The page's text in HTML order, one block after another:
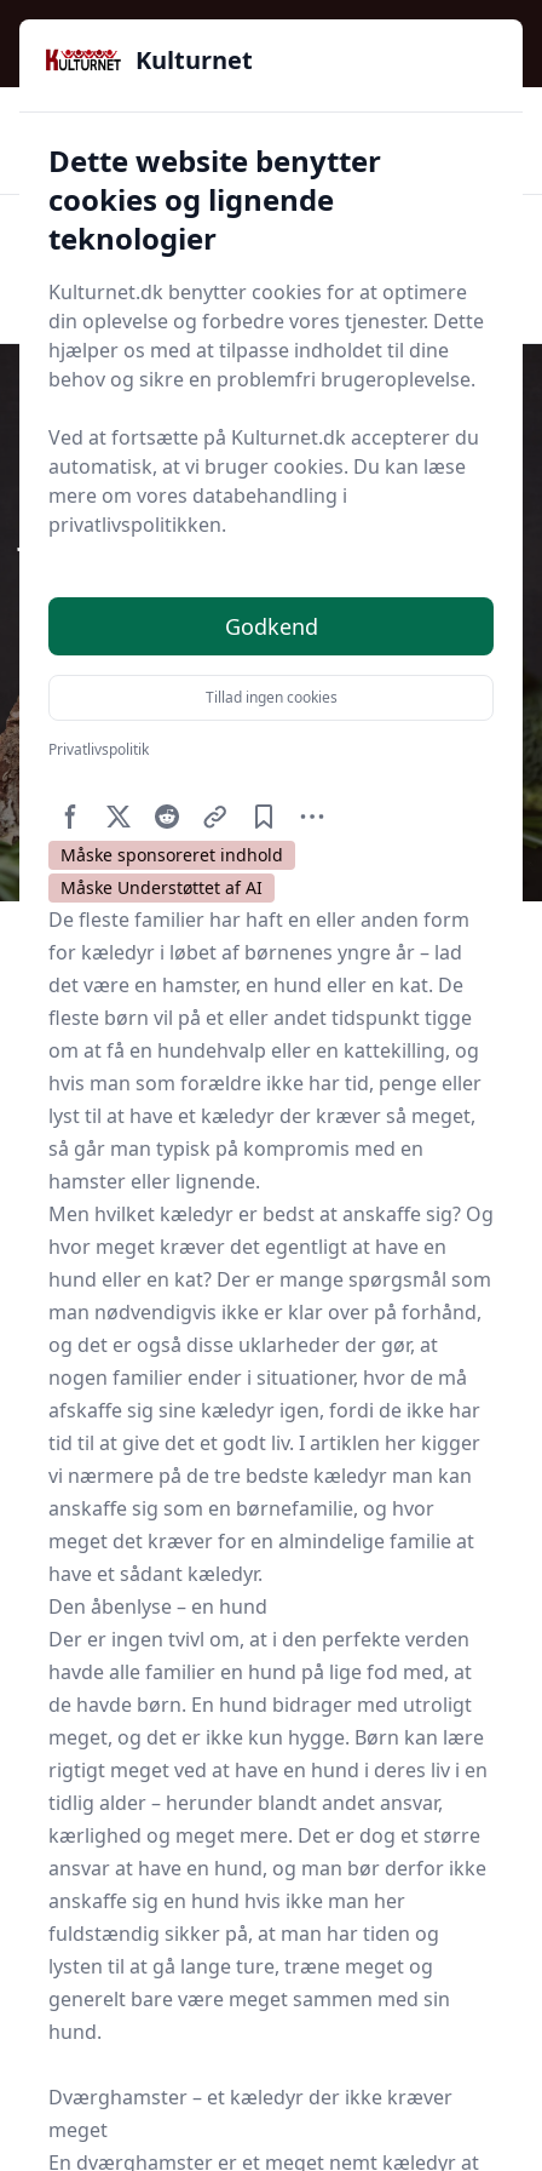
Kulturnet - Alt Det Gode I Livet | Din Kulturguide Siden
2016
97 kategorier 👍Kun godkendte butikker
Start søgning
Udgivet i Fritid
Hvilket kæledyr passer bedst ind i
jeres familie?
Måske sponsoreret indhold
Måske Understøttet af AI
De fleste familier har haft en eller anden form
for kæledyr i løbet af børnenes yngre år – lad
det være en hamster, en hund eller en kat. De
fleste børn vil på et eller andet tidspunkt tigge
om at få en hundehvalp eller en kattekilling, og
hvis man som forældre ikke har tid, penge eller
lyst til at have et kæledyr der kræver så meget,
så går man typisk på kompromis med en
hamster eller lignende.
Men hvilket kæledyr er bedst at anskaffe sig? Og
hvor meget kræver det egentligt at have en
hund eller en kat? Der er mange spørgsmål som
man nødvendigvis ikke er klar over på forhånd,
og det er også disse uklarheder der gør, at
nogen familier ender i situationer, hvor de må
afskaffe sig sine kæledyr igen, fordi de ikke har
tid til at give det et godt liv. I artiklen her kigger
vi nærmere på de tre bedste kæledyr man kan
anskaffe sig som en børnefamilie, og hvor
meget det kræver for en almindelige familie at
have et sådant kæledyr.
Den åbenlyse – en hund
Der er ingen tvivl om, at i den perfekte verden
havde alle familier en hund på lige fod med, at
de havde børn. En hund bidrager med utroligt
meget, og det er ikke kun hygge. Børn kan lære
rigtigt meget ved at have en hund i deres liv i en
tidlig alder – herunder blandt andet ansvar,
kærlighed og meget mere. Det er dog et større
ansvar at have en hund, og man bør derfor ikke
anskaffe sig en hund hvis ikke man her
fuldstændig sikker på, at man har tiden og
lysten til at gå lange ture, træne meget og
generelt bare være meget sammen med sin
hund.
Dværghamster – et kæledyr der ikke kræver
meget
En dværghamster er et meget nemt kæledyr at
Kulturnet
Dette website benytter
cookies og lignende
teknologier
Kulturnet.dk benytter cookies for at optimere
din oplevelse og forbedre vores tjenester. Dette
hjælper os med at tilpasse indholdet til dine
behov og sikre en problemfri brugeroplevelse.
Ved at fortsætte på Kulturnet.dk accepterer du
automatisk, at vi bruger cookies. Du kan læse
mere om vores databehandling i
privatlivspolitikken.
Godkend
Tillad ingen cookies
Privatlivspolitik